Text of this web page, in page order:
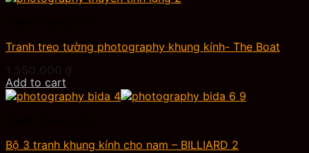
Tranh treo tường photography khung kính- The Boat
Add to cart
Bộ 3 tranh khung kính cho nam – BILLIARD 2